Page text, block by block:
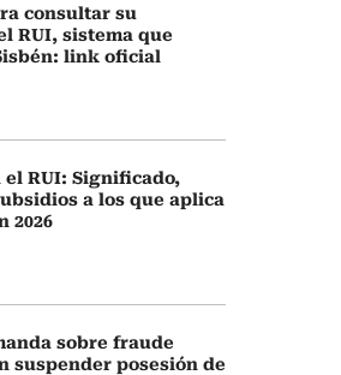
consultar su
RUI, sistema que
link oficial
el RUI: Significado,
a los que aplica
2026
sobre fraude
suspender posesión de